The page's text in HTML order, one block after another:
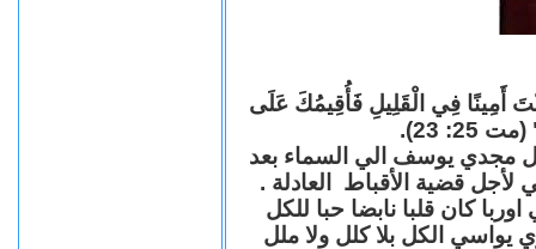
أَمِينًا فِي الْقَلِيلِ فَأُقِيمُكَ عَلَى
23).
مجدي يوسف الي السماء بعد
قضية الأقباط العادلة .
كان قلبا نابضا حبا للكل
يواسي الكل بلا كلل ولا ملل